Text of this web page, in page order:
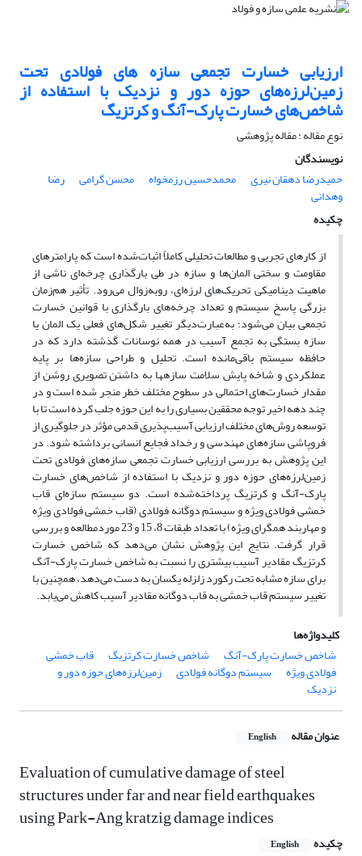
ارزیابی خسارت تجمعی سازه های فولادی تحت
زمین‌لرزه‌های حوزه دور و نزدیک با استفاده از
شاخص‌های خسارت پارک-آنگ و کرتزیگ
نوع مقاله : مقاله پژوهشی
نویسندگان
حمیدرضا دهقان نیری
محمدحسین رزمخواه محسن گرامی رضا
وهدانی
چکیده
از کارهای تجربی و مطالعات تحلیلی کاملاً اثبات‌شده است که پارامترهای
مقاومت و سختی المانها و سازه در طی بارگذاری چرخهای ناشی از
ماهیت دینامیکی تحریکهای لرزهای، روبه‌زوال میرود. تأثیر هم‌زمان
بزرگی پاسخ سیستم و تعداد چرخههای بارگذاری با قوانین خسارت
تجمعی بیان میشود؛ به‌عبارت‌دیگر تغییر شکلهای فعلی یک المان یا
سازه بستگی به تجمع آسیب در همه نوسانات گذشته دارد که در
حافظه سیستم باقیمانده است. تحلیل و طراحی سازهها بر پایه
عملکردی و شاخه پایش سلامت سازه­ها به داشتن تصویری روشن از
مقدار خسارتهای احتمالی در سطوح مختلف خطر منجر شده است و در
چند دهه اخیر توجه محققین بسیاری را به این حوزه جلب کردهاست تا با
توسعه روشهای مختلف ارزیابی آسیبپذیری قدمی مؤثر در جلوگیری از
فروپاشی سازههای مهندسی و رخداد فجایع انسانی برداشته شود. در
این پژوهش به بررسی ارزیابی خسارت تجمعی سازههای فولادی تحت
زمینلرزههای حوزه دور و نزدیک با استفاده از شاخص‌های خسارت
پارک-آنگ و کرتزیگ پرداخته‌شده است. دو سیستم سازه‌ای قاب
خمشی فولادی ویژه وسیستم دوگانه فولادی (قاب خمشی فولادی ویژه
و مهاربند همگرای ویژه) با تعداد طبقات 8، 15 و 23 موردمطالعه و بررسی
قرار گرفت. نتایج این پژوهش نشان می‌دهد که شاخص خسارت
کرتزیگ مقادیر آسیب بیشتری را نسبت به شاخص خسارت پارک-آنگ
برای سازه مشابه تحت رکورد زلزله یکسان به دست می‌دهد، همچنین با
تغییر سیستم قاب خمشی به قاب دوگانه مقادیر آسیب کاهش می‌یابد.
کلیدواژه‌ها
شاخص خسارت پارک-آنگ
شاخص خسارت کرتزیگ قاب خمشی
فولادی ویژه سیستم دوگانه فولادی زمین‌لرزه‌های حوزه دور و
نزدیک
عنوان مقاله English
Evaluation of cumulative damage of steel
structures under far and near field earthquakes
using Park-Ang kratzig damage indices
چکیده English